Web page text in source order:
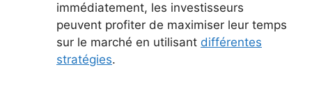
immédiatement, les investisseurs
peuvent profiter de maximiser leur temps
sur le marché en utilisant différentes
stratégies.